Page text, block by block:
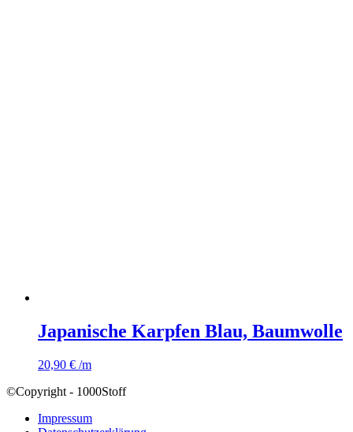
Japanische Karpfen Blau, Baumwolle
20,90 € /m
©Copyright - 1000Stoff
Impressum